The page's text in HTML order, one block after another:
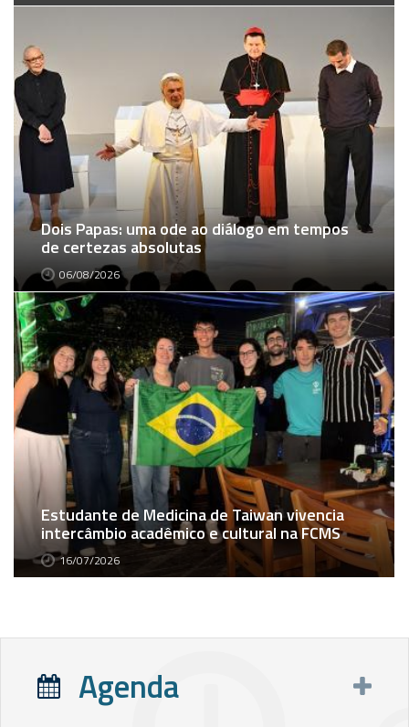
Dois Papas: uma ode ao diálogo em tempos
de certezas absolutas
06/08/2026
Estudante de Medicina de Taiwan vivencia
intercâmbio acadêmico e cultural na FCMS
16/07/2026
Agenda